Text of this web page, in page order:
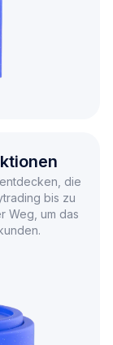
die
bis zu
Weg, um das